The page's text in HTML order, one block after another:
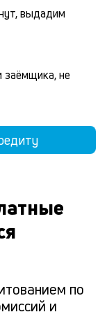
выдадим
заёмщика, не
по
и